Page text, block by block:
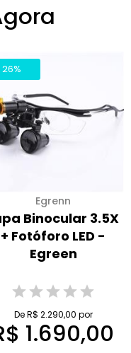
26%
Egrenn
Binocular 3.5X
+ Fotóforo LED -
Egreen
De R$ 2.290,00 por
1.690,00